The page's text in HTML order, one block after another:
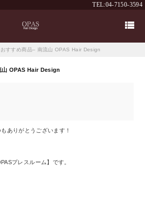
TEL:04-7150-3594

おすすめ商品– 南流山 OPAS Hair Design
OPAS Hair Design
もありがとうございます！
プレスルーム】です。